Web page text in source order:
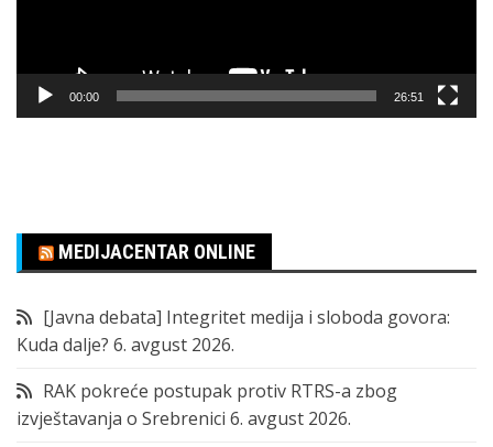
00:00 26:51
MEDIJACENTAR ONLINE
[Javna debata] Integritet medija i sloboda govora:
Kuda dalje? 6. avgust 2026.
RAK pokreće postupak protiv RTRS-a zbog
izvještavanja o Srebrenici 6. avgust 2026.